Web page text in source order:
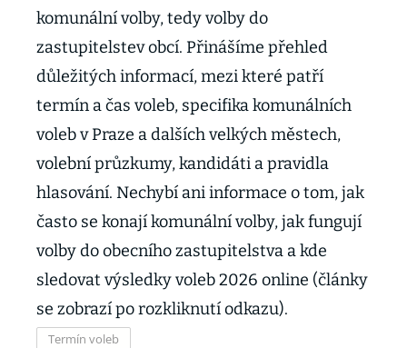
komunální volby, tedy volby do
zastupitelstev obcí. Přinášíme přehled
důležitých informací, mezi které patří
termín a čas voleb, specifika komunálních
voleb v Praze a dalších velkých městech,
volební průzkumy, kandidáti a pravidla
hlasování. Nechybí ani informace o tom, jak
často se konají komunální volby, jak fungují
volby do obecního zastupitelstva a kde
sledovat výsledky voleb 2026 online (články
se zobrazí po rozkliknutí odkazu).
Termín voleb